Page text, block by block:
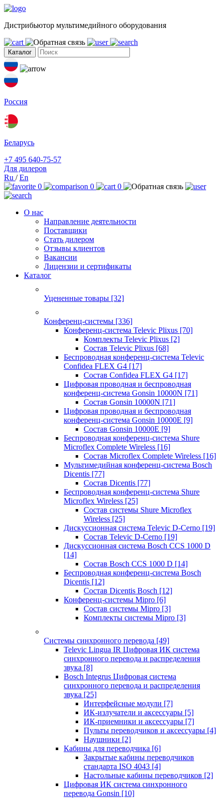
Дистрибьютор мультимедийного оборудования
Каталог
Россия
Беларусь
+7 495 640-75-57
Для дилеров
Ru /En
0
0 0
О нас
Направление деятельности
Поставщики
Стать дилером
Отзывы клиентов
Вакансии
Лицензии и сертификаты
Каталог
Уцененные товары [32]
Конференц-системы [336]
Конференц-система Televic Plixus [70]
Комплекты Televic Plixus [2]
Состав Televic Plixus [68]
Беспроводная конференц-система Televic
Confidea FLEX G4 [17]
Состав Confidea FLEX G4 [17]
Цифровая проводная и беспроводная
конференц-система Gonsin 10000N [71]
Состав Gonsin 10000N [71]
Цифровая проводная и беспроводная
конференц-система Gonsin 10000E [9]
Состав Gonsin 10000E [9]
Беспроводная конференц-система Shure
Microflex Complete Wireless [16]
Состав Microflex Complete Wireless [16]
Мультимедийная конференц-система Bosch
Dicentis [77]
Состав Dicentis [77]
Беспроводная конференц-система Shure
Microflex Wireless [25]
Состав системы Shure Microflex
Wireless [25]
Дискуссионная система Televic D-Cerno [19]
Состав Televic D-Cerno [19]
Дискуссионная система Bosch CCS 1000 D
[14]
Состав Bosch CCS 1000 D [14]
Беспроводная конференц-система Bosch
Dicentis [12]
Состав Dicentis Bosch [12]
Конференц-системы Mipro [6]
Состав системы Mipro [3]
Комплекты системы Mipro [3]
Системы синхронного перевода [49]
Televic Lingua IR Цифровая ИК система
синхронного перевода и распределения
звука [8]
Bosch Integrus Цифровая система
синхронного перевода и распределения
звука [25]
Интерфейсные модули [7]
ИК-излучатели и аксессуары [5]
ИК-приемники и аксессуары [7]
Пульты переводчиков и аксессуары [4]
Наушники [2]
Кабины для переводчика [6]
Закрытые кабины переводчиков
стандарта ISO 4043 [4]
Настольные кабины переводчиков [2]
Цифровая ИК система синхронного
перевода Gonsin [10]